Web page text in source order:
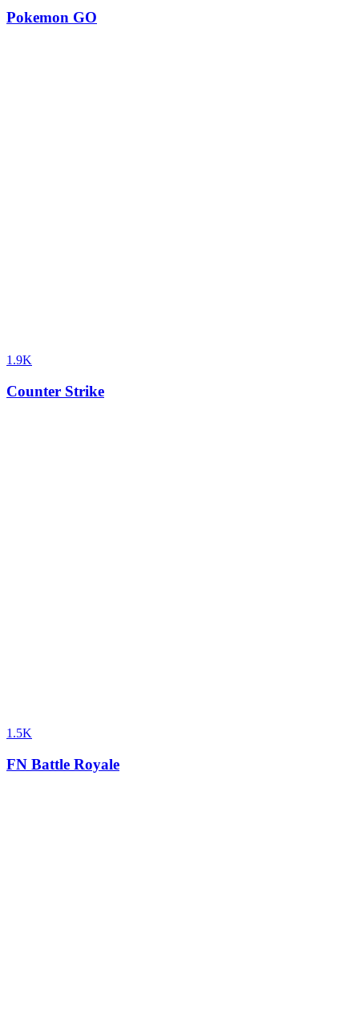
Pokemon GO
1.9K
Counter Strike
1.5K
FN Battle Royale